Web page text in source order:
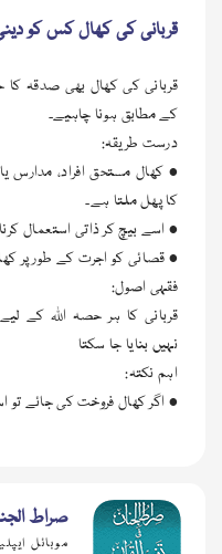
قربانی کی کھال کس کو
قربانی کی کھال بھی صدقہ
کے مطابق ہونا چاہیے۔
درست طریقہ:
• کھال مستحق افراد، مدارس
کا پھل ملتا ہے۔
• اسے بیچ کر ذاتی استعمال
• قصائی کو اجرت کے طور پر
فقہی اصول:
قربانی کا ہر حصہ اللہ کے
نہیں بنایا جا سکتا
اہم نکتہ:
• اگر کھال فروخت کی جائے
صراط
موبائل